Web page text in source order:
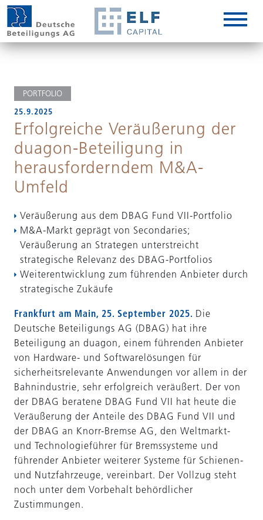
PORTFOLIO
25.9.2025
Erfolgreiche Veräußerung der
duagon-Beteiligung in
herausforderndem M&A-
Umfeld
Veräußerung aus dem DBAG Fund VII-Portfolio
M&A-Markt geprägt von Secondaries;
Veräußerung an Strategen unterstreicht
strategische Relevanz des DBAG-Portfolios
Weiterentwicklung zum führenden Anbieter durch
strategische Zukäufe
Frankfurt am Main, 25. September 2025. Die
Deutsche Beteiligungs AG (DBAG) hat ihre
Beteiligung an duagon, einem führenden Anbieter
von Hardware- und Softwarelösungen für
sicherheitsrelevante Anwendungen vor allem in der
Bahnindustrie, sehr erfolgreich veräußert. Der von
der DBAG beratene DBAG Fund VII hat heute die
Veräußerung der Anteile des DBAG Fund VII und
der DBAG an Knorr-Bremse AG, den Weltmarkt-
und Technologieführer für Bremssysteme und
führender Anbieter weiterer Systeme für Schienen-
und Nutzfahrzeuge, vereinbart. Der Vollzug steht
noch unter dem Vorbehalt behördlicher
Zustimmungen.